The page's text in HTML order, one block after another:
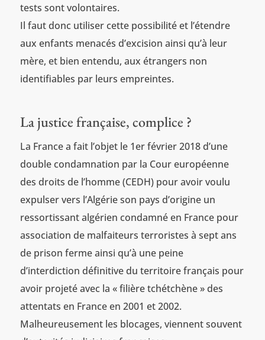
tests sont volontaires.
Il faut donc utiliser cette possibilité et l’étendre
aux enfants menacés d’excision ainsi qu’à leur
mère, et bien entendu, aux étrangers non
identifiables par leurs empreintes.
La justice française, complice ?
La France a fait l’objet le 1er février 2018 d’une
double condamnation par la Cour européenne
des droits de l’homme (CEDH) pour avoir voulu
expulser vers l’Algérie son pays d’origine un
ressortissant algérien condamné en France pour
association de malfaiteurs terroristes à sept ans
de prison ferme ainsi qu’à une peine
d’interdiction définitive du territoire français pour
avoir projeté avec la « filière tchétchène » des
attentats en France en 2001 et 2002.
Malheureusement les blocages, viennent souvent